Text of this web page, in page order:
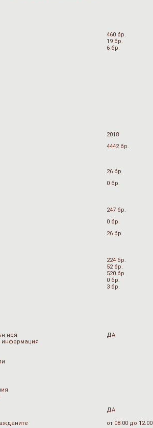
460 бр.
19 бр.
6 бр.
2018
4442 бр.
26 бр.
0 бр.
247 бр.
0 бр.
26 бр.
224 бр.
52 бр.
520 бр.
0 бр.
3 бр.
нея
ДА
информация
ДА
от 08.00 до 12.00